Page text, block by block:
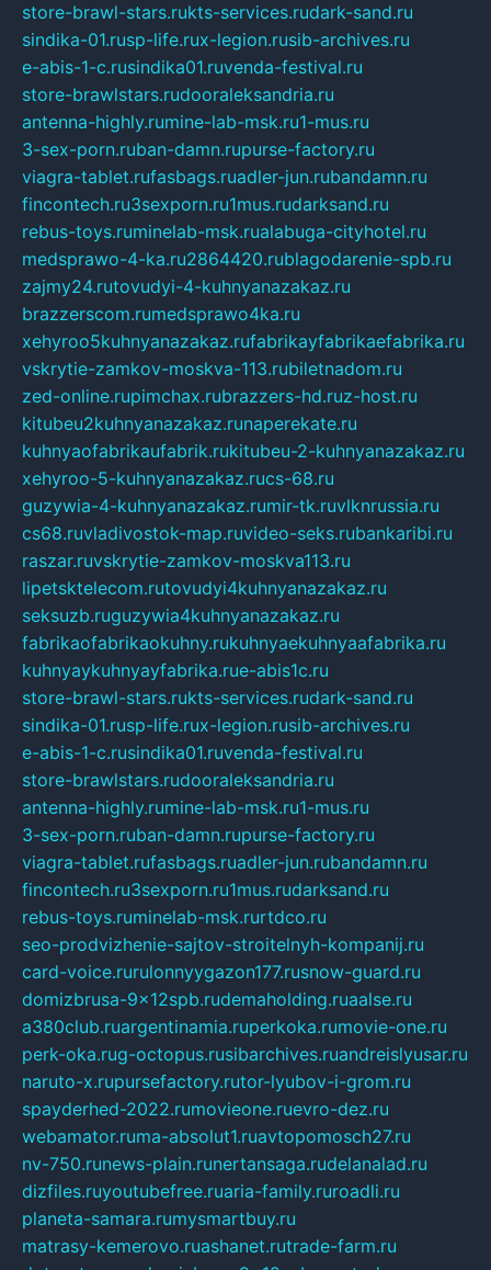
store-brawl-stars.rukts-services.rudark-sand.ru
sindika-01.rusp-life.rux-legion.rusib-archives.ru
e-abis-1-c.rusindika01.ruvenda-festival.ru
store-brawlstars.rudooraleksandria.ru
antenna-highly.rumine-lab-msk.ru1-mus.ru
3-sex-porn.ruban-damn.rupurse-factory.ru
viagra-tablet.rufasbags.ruadler-jun.rubandamn.ru
fincontech.ru3sexporn.ru1mus.rudarksand.ru
rebus-toys.ruminelab-msk.rualabuga-cityhotel.ru
medsprawo-4-ka.ru2864420.rublagodarenie-spb.ru
zajmy24.rutovudyi-4-kuhnyanazakaz.ru
brazzerscom.rumedsprawo4ka.ru
xehyroo5kuhnyanazakaz.rufabrikayfabrikaefabrika.ru
vskrytie-zamkov-moskva-113.rubiletnadom.ru
zed-online.rupimchax.rubrazzers-hd.ruz-host.ru
kitubeu2kuhnyanazakaz.runaperekate.ru
kuhnyaofabrikaufabrik.rukitubeu-2-kuhnyanazakaz.ru
xehyroo-5-kuhnyanazakaz.rucs-68.ru
guzywia-4-kuhnyanazakaz.rumir-tk.ruvlknrussia.ru
cs68.ruvladivostok-map.ruvideo-seks.rubankaribi.ru
raszar.ruvskrytie-zamkov-moskva113.ru
lipetsktelecom.rutovudyi4kuhnyanazakaz.ru
seksuzb.ruguzywia4kuhnyanazakaz.ru
fabrikaofabrikaokuhny.rukuhnyaekuhnyaafabrika.ru
kuhnyaykuhnyayfabrika.rue-abis1c.ru
store-brawl-stars.rukts-services.rudark-sand.ru
sindika-01.rusp-life.rux-legion.rusib-archives.ru
e-abis-1-c.rusindika01.ruvenda-festival.ru
store-brawlstars.rudooraleksandria.ru
antenna-highly.rumine-lab-msk.ru1-mus.ru
3-sex-porn.ruban-damn.rupurse-factory.ru
viagra-tablet.rufasbags.ruadler-jun.rubandamn.ru
fincontech.ru3sexporn.ru1mus.rudarksand.ru
rebus-toys.ruminelab-msk.rurtdco.ru
seo-prodvizhenie-sajtov-stroitelnyh-kompanij.ru
card-voice.rurulonnyygazon177.rusnow-guard.ru
domizbrusa-9x12spb.rudemaholding.ruaalse.ru
a380club.ruargentinamia.ruperkoka.rumovie-one.ru
perk-oka.rug-octopus.rusibarchives.ruandreislyusar.ru
naruto-x.rupursefactory.rutor-lyubov-i-grom.ru
spayderhed-2022.rumovieone.ruevro-dez.ru
webamator.ruma-absolut1.ruavtopomosch27.ru
nv-750.runews-plain.runertansaga.rudelanalad.ru
dizfiles.ruyoutubefree.ruaria-family.ruroadli.ru
planeta-samara.rumysmartbuy.ru
matrasy-kemerovo.ruashanet.rutrade-farm.ru